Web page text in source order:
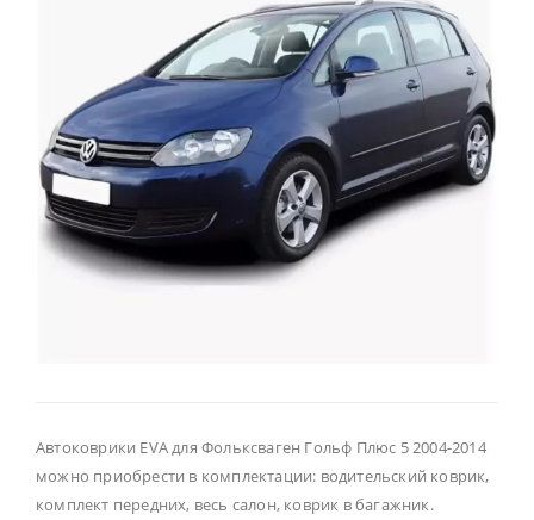
Автоковрики EVA для Фольксваген Гольф Плюс 5 2004-2014
можно приобрести в комплектации: водительский коврик,
комплект передних, весь салон, коврик в багажник.